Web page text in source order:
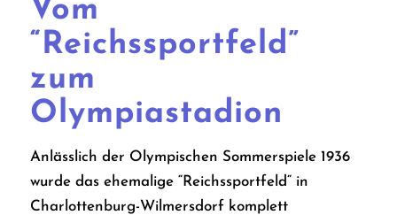
Vom
“Reichssportfeld”
zum
Olympiastadion
Anlässlich der Olympischen Sommerspiele 1936
wurde das ehemalige “Reichssportfeld“ in
Charlottenburg-Wilmersdorf komplett